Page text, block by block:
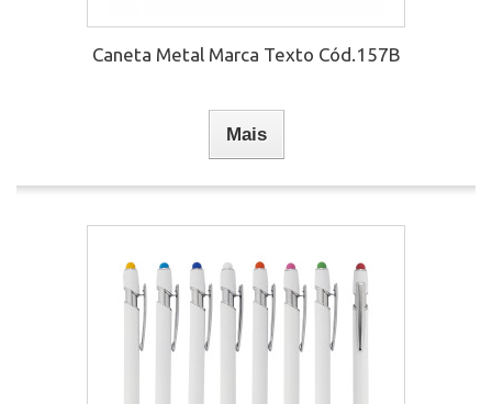
Caneta Metal Marca Texto Cód.157B
Mais